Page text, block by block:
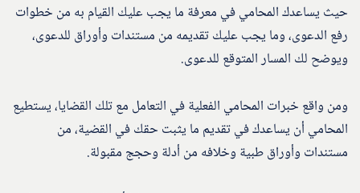
حيث يساعدك المحامي في معرفة ما يجب عليك القيام به من خطوات
رفع الدعوى، وما يجب عليك تقديمه من مستندات وأوراق للدعوى،
ويوضح لك المسار المتوقع للدعوى.
ومن واقع خبرات المحامي الفعلية في التعامل مع تلك القضايا، يستطيع
المحامي أن يساعدك في تقديم ما يثبت حقك في القضية، من
مستندات وأوراق طبية وخلافه من أدلة وحجج مقبولة.